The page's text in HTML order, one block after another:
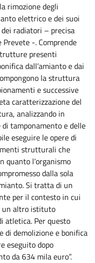
rimozione degli
elettrico e dei suoi
radiatori – precisa
Prevete -. Comprende
presenti
dall’amianto e dai
la struttura
e successive
caratterizzazione del
analizzando in
tamponamento e delle
eseguire le opere di
strutturali che
quanto l’organismo
dalla sola
Si tratta di un
per il contesto in cui
un altro istituto
atletica. Per questo
di demolizione e bonifica
eseguito dopo
da 634 mila euro”.